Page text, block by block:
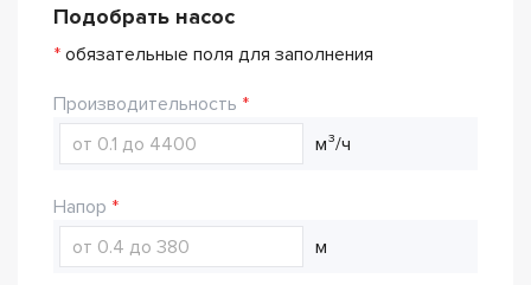
Подобрать насос
* обязательные поля для заполнения
Производительность
м³/ч
Напор
м